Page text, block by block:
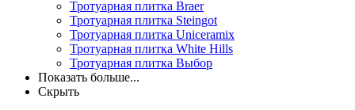
Тротуарная плитка Braer
Тротуарная плитка Steingot
Тротуарная плитка Uniceramix
Тротуарная плитка White Hills
Тротуарная плитка Выбор
Показать больше...
Скрыть